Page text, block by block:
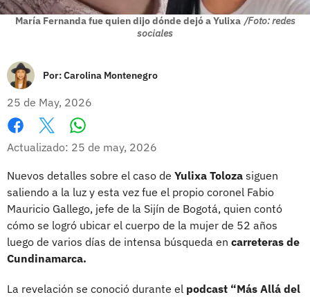
María Fernanda fue quien dijo dónde dejó a Yulixa /Foto: redes
sociales
Por:Carolina Montenegro
25 de May, 2026
Facebook
X
Actualizado: 25 de may, 2026
Nuevos detalles sobre el caso de Yulixa Toloza siguen
saliendo a la luz y esta vez fue el propio coronel Fabio
Mauricio Gallego, jefe de la Sijín de Bogotá, quien contó
cómo se logró ubicar el cuerpo de la mujer de 52 años
luego de varios días de intensa búsqueda en carreteras de
Cundinamarca.
La revelación se conoció durante el podcast “Más Allá del